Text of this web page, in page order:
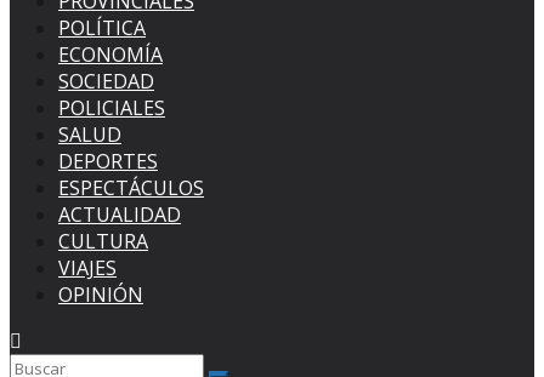
POLÍTICA
ECONOMÍA
SOCIEDAD
POLICIALES
SALUD
DEPORTES
ESPECTÁCULOS
ACTUALIDAD
CULTURA
VIAJES
OPINIÓN